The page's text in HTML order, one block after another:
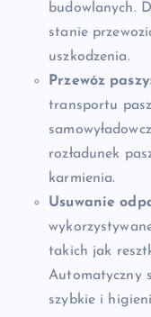
budowlanych.
stanie
uszkodzenia.
Przewóz
transportu
rozładunek
karmienia.
Usuwanie
takich jak
Automatyczny
szybkie i